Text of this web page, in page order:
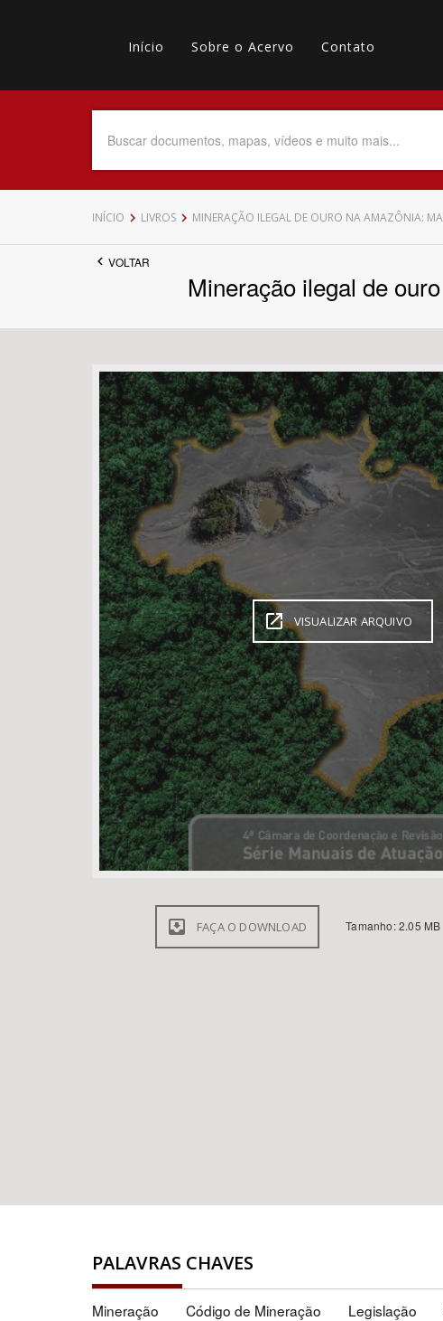
Main
navigation
Início Sobre o Acervo Contato
secundário
Data do Documento Até
Tema
Área de Levantamento
INÍCIO LIVROS MINERAÇÃO ILEGAL DE OURO NA AMAZÔNIA:
VOLTAR
Mineração ilegal de
VISUALIZAR ARQUIVO
FAÇA O DOWNLOAD Tamanho: 2.05
PALAVRAS CHAVES
Mineração Código de Mineração Legislação